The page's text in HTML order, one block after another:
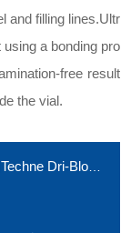
and filling lines.Ultr
a bonding pro
free result
the vial.
Block干式加热器